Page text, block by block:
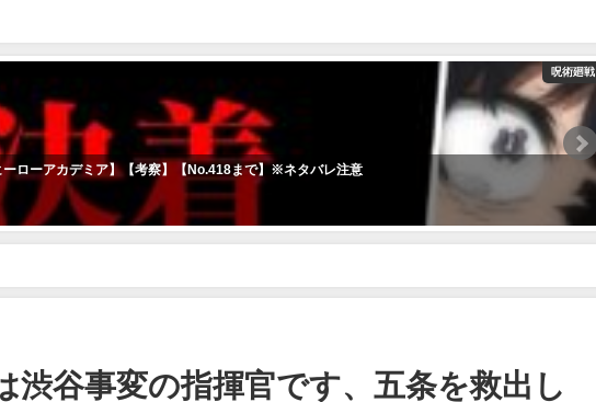
呪術廻戦
ローアカデミア】【考察】【No.418まで】※ネタバレ注意
渋谷事変の指揮官です、五条を救出し